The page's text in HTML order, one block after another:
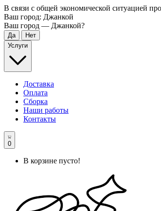
В связи с общей экономической ситуацией
Ваш город: Джанкой
Ваш город — Джанкой?
Услуги
Доставка
Оплата
Сборка
Наши работы
Контакты
0
В корзине пусто!